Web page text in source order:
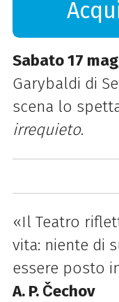
Sabato 17
Garybaldi di
scena lo
irrequieto.
«Il Teatro
vita: niente di
essere posto
A. P. Čechov